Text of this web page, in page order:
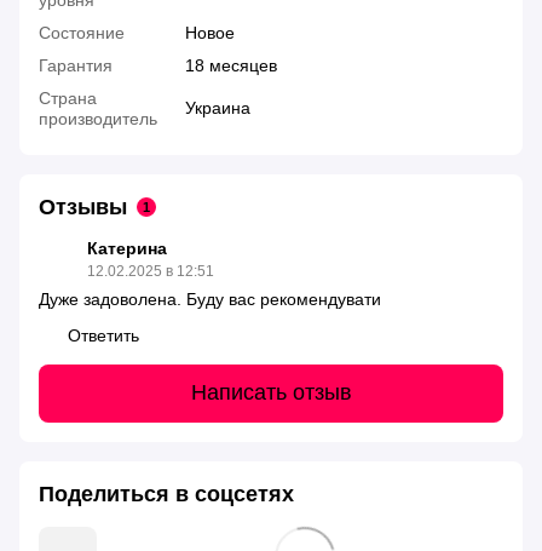
Состояние
Новое
Гарантия
18 месяцев
Страна
производитель
Украина
Отзывы 1
Катерина
12.02.2025 в 12:51
Дуже задоволена. Буду вас рекомендувати
Ответить
Написать отзыв
Поделиться в соцсетях